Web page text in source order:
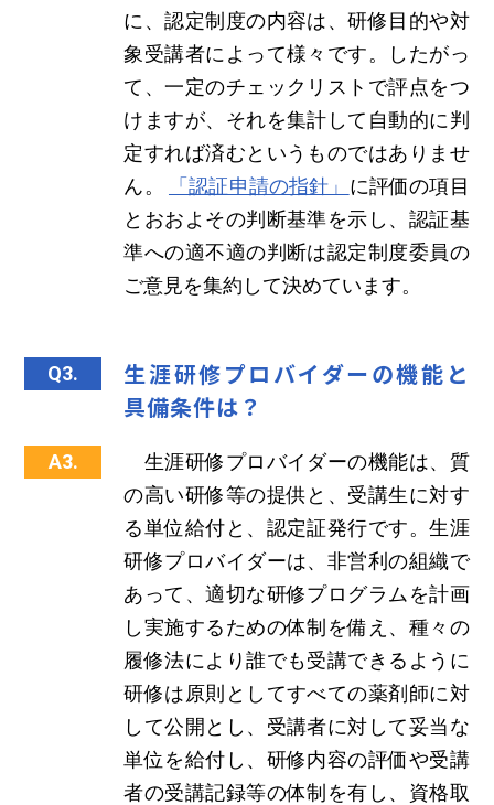
に、認定制度の内容は、研修目的や対
象受講者によって様々です。したがっ
て、一定のチェックリストで評点をつ
けますが、それを集計して自動的に判
定すれば済むというものではありませ
ん。
「認証申請の指針」 に評価の項目
とおおよその判断基準を示し、認証基
準への適不適の判断は認定制度委員の
ご意見を集約して決めています。
Q3.
生涯研修プロバイダーの機能と
具備条件は？
A3.
生涯研修プロバイダーの機能は、質
の高い研修等の提供と、受講生に対す
る単位給付と、認定証発行です。生涯
研修プロバイダーは、非営利の組織で
あって、適切な研修プログラムを計画
し実施するための体制を備え、種々の
履修法により誰でも受講できるように
研修は原則としてすべての薬剤師に対
して公開とし、受講者に対して妥当な
単位を給付し、研修内容の評価や受講
者の受講記録等の体制を有し、資格取